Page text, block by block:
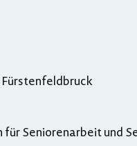
für Seniorenarbeit und